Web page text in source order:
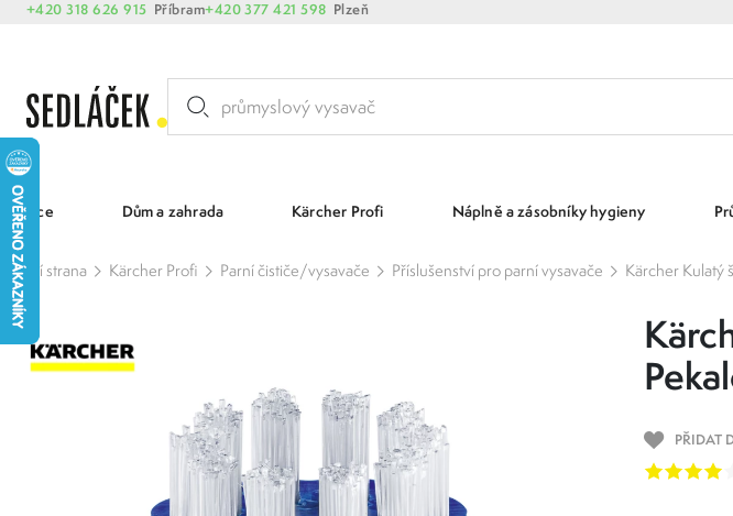
+420 318 626 915 Příbram+420 377 421 598 Plzeň
Akce Dům a zahrada Kärcher Profi Náplně a zásobníky hygieny
Hlavní strana Kärcher Profi Parní čističe/vysavače Příslušenství pro parní vysavače Kärcher Kulatý
PŘIDAT